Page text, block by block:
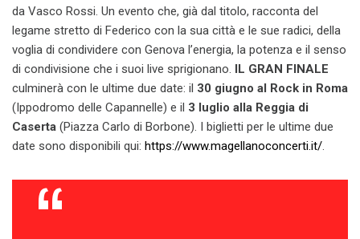
da Vasco Rossi. Un evento che, già dal titolo, racconta del
legame stretto di Federico con la sua città e le sue radici, della
voglia di condividere con Genova l’energia, la potenza e il senso
di condivisione che i suoi live sprigionano. IL GRAN FINALE
culminerà con le ultime due date: il 30 giugno al Rock in Roma
(Ippodromo delle Capannelle) e il 3 luglio alla Reggia di
Caserta (Piazza Carlo di Borbone). I biglietti per le ultime due
date sono disponibili qui: https://www.magellanoconcerti.it/